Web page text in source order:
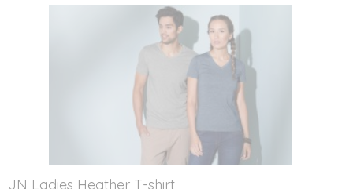
JN Ladies Heather T-shirt